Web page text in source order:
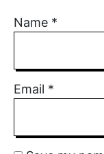
Name *
Email *